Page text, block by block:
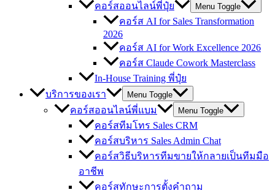
คอร์สออนไลน์พี่ปุ๋ย Menu Toggle
คอร์ส AI for Sales Transformation
2026
คอร์ส AI for Work Excellence 2026
คอร์ส Claude Cowork Masterclass
In-House Training พี่ปุ๋ย
บริการของเรา
Menu Toggle
คอร์สออนไลน์พี่แบม Menu Toggle
คอร์สทีมโทร Sales CRM
คอร์สบริหาร Sales Admin Chat
คอร์สวิธีบริหารทีมขายให้กลายเป็นทีมมือ
อาชีพ
คอร์สทักษะการตั้งคำถาม